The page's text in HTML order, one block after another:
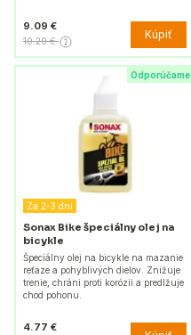
9.09 €
10.29 € Kúpiť
Odporúčame
Za 2-3 dni
Sonax Bike špeciálny olej na
bicykle
Špeciálny olej na bicykle na mazanie
reťaze a pohyblivých dielov. Znižuje
trenie, chráni proti korózii a predlžuje
chod pohonu.
4.77 €